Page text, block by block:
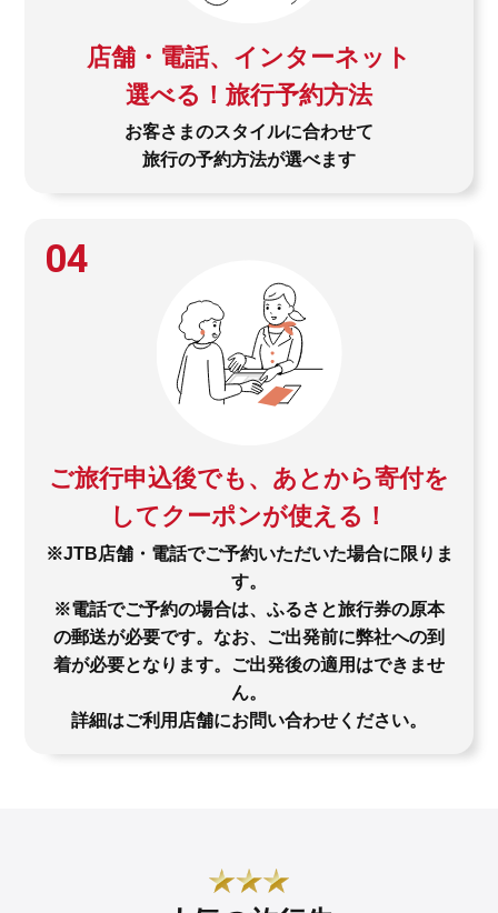
店舗・電話、インターネット
選べる！旅行予約方法
お客さまのスタイルに合わせて
旅行の予約方法が選べます
04
ご旅行申込後でも、あとから寄付を
してクーポンが使える！
※JTB店舗・電話でご予約いただいた場合に限りま
す。
※電話でご予約の場合は、ふるさと旅行券の原本
の郵送が必要です。なお、ご出発前に弊社への到
着が必要となります。ご出発後の適用はできませ
ん。
詳細はご利用店舗にお問い合わせください。